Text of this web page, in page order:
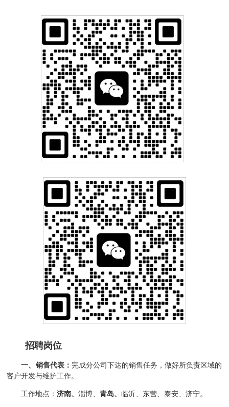
招聘岗位
一、销售代表： 完成分公司下达的销售任务，做好所负责区域的
客户开发与维护工作。
工作地点：济南、淄博、青岛、临沂、东营、泰安、济宁。